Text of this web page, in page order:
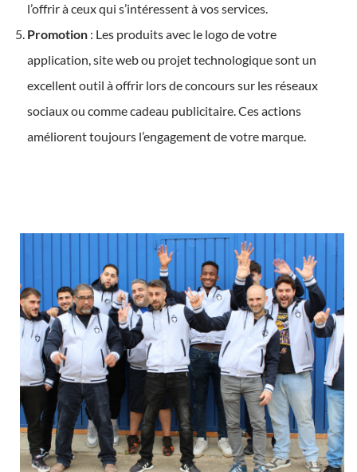
l’offrir à ceux qui s’intéressent à vos services.
Promotion: Les produits avec le logo de votre
application, site web ou projet technologique sont un
excellent outil à offrir lors de concours sur les réseaux
sociaux ou comme cadeau publicitaire. Ces actions
améliorent toujours l’engagement de votre marque.